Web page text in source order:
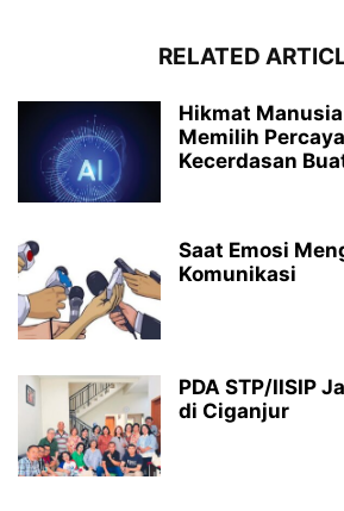
RELATED
Hikmat
Memilih
Kecerdasan
Saat Emosi
Komunikasi
PDA STP/IISIP
di Ciganjur